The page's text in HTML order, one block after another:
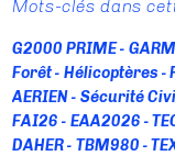
Mots-clés dans
G2000 PRIME
Forêt
Hélicoptères
AERIEN
Sécurité
FAI26
EAA2026
DAHER
TBM980